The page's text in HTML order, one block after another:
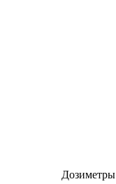
Дозиметры